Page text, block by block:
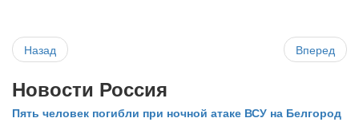
Назад Вперед
Новости Россия
Пять человек погибли при ночной атаке ВСУ на Белгород